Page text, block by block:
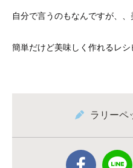
自分で言うのもなんですが、
簡単だけど美味しく作れるレ
ラリーペ